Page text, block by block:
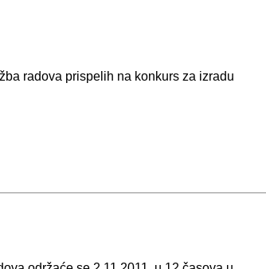
radova prispelih na konkurs za izradu